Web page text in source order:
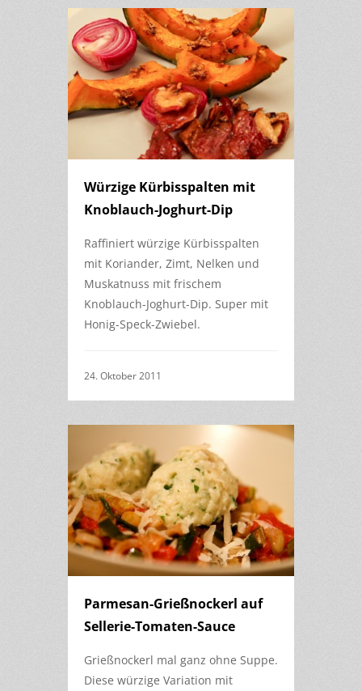
Würzige Kürbisspalten mit
Knoblauch-Joghurt-Dip
Raffiniert würzige Kürbisspalten
mit Koriander, Zimt, Nelken und
Muskatnuss mit frischem
Knoblauch-Joghurt-Dip. Super mit
Honig-Speck-Zwiebel.
24. Oktober 2011
Parmesan-Grießnockerl auf
Sellerie-Tomaten-Sauce
Grießnockerl mal ganz ohne Suppe.
Diese würzige Variation mit